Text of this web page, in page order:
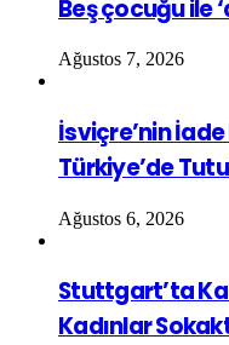
Beş çocuğu ile
Ağustos 7, 2026
İsviçre’nin
Türkiye’de
Ağustos 6, 2026
Stuttgart’ta
Kadınlar